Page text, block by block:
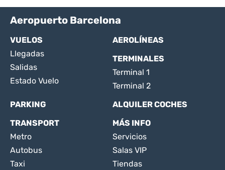
Aeropuerto Barcelona
VUELOS
Llegadas
Salidas
Estado Vuelo
AEROLÍNEAS
TERMINALES
Terminal 1
Terminal 2
PARKING
ALQUILER COCHES
TRANSPORT
Metro
Autobus
Taxi
MÁS INFO
Servicios
Salas VIP
Tiendas